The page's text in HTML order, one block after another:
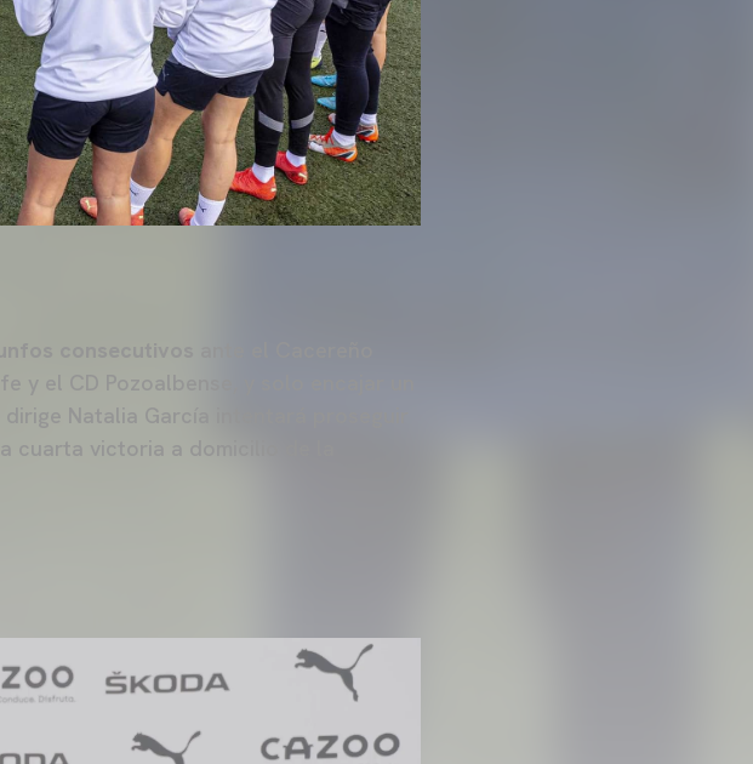
y el CD Pozoalbense, y solo encajar un
Natalia García intentará proseguir
cuarta victoria a domicilio de la